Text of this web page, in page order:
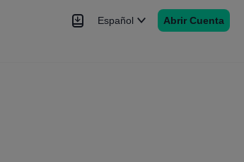
Español Abrir Cuenta